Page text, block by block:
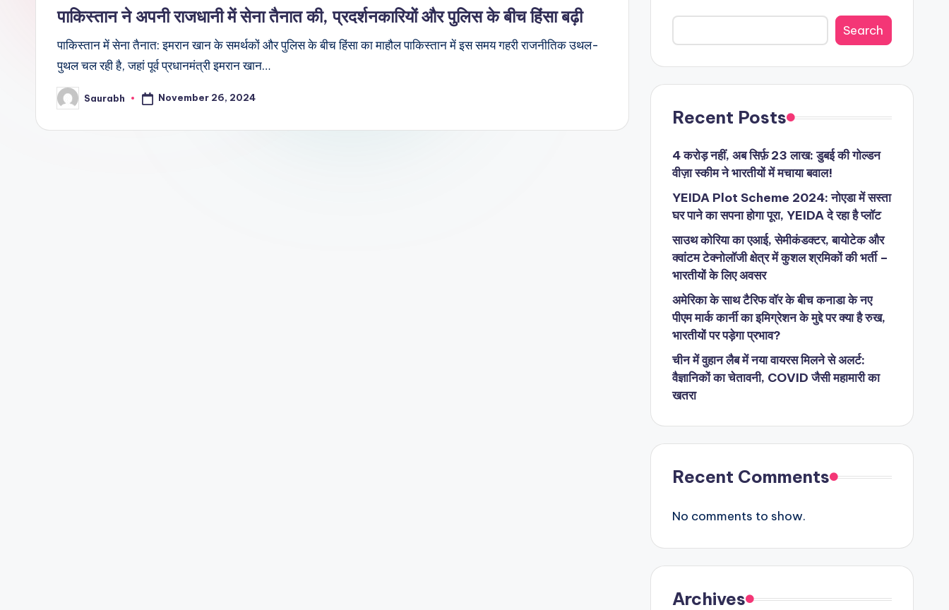
विश्वपाकिस्तान ने अपनी राजधानी में सेना तैनात की, प्रदर्शनकारियों और पुलिस के बीच हिंसा बढ़ी
पाकिस्तान में सेना तैनात: इमरान खान के समर्थकों और पुलिस के बीच हिंसा का माहौल पाकिस्तान में इस समय गहरी राजनीतिक उथल-
पुथल चल रही है, जहां पूर्व प्रधानमंत्री इमरान खान…
Posted
by
Saurabh November 26, 2024
Search
Recent Posts
4 करोड़ नहीं, अब सिर्फ़ 23 लाख: डुबई की गोल्डन
वीज़ा स्कीम ने भारतीयों में मचाया बवाल!
YEIDA Plot Scheme 2024: नोएडा में सस्ता
घर पाने का सपना होगा पूरा, YEIDA दे रहा है प्लॉट
साउथ कोरिया का एआई, सेमीकंडक्टर, बायोटेक और
क्वांटम टेक्नोलॉजी क्षेत्र में कुशल श्रमिकों की भर्ती –
भारतीयों के लिए अवसर
अमेरिका के साथ टैरिफ वॉर के बीच कनाडा के नए
पीएम मार्क कार्नी का इमिग्रेशन के मुद्दे पर क्या है रुख,
भारतीयों पर पड़ेगा प्रभाव?
चीन में वुहान लैब में नया वायरस मिलने से अलर्ट:
वैज्ञानिकों का चेतावनी, COVID जैसी महामारी का
खतरा
Recent Comments
No comments to show.
Archives